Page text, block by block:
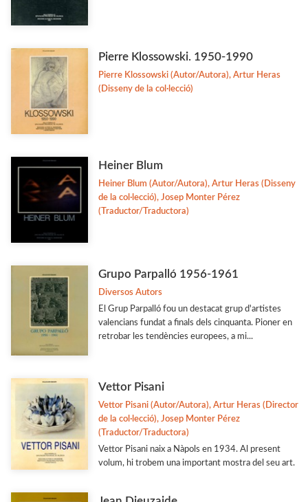
Pierre Klossowski. 1950-1990
Pierre Klossowski (Autor/Autora), Artur Heras
(Disseny de la col·lecció)
Heiner Blum
Heiner Blum (Autor/Autora), Artur Heras (Disseny
de la col·lecció), Josep Monter Pérez
(Traductor/Traductora)
Grupo Parpalló 1956-1961
Diversos Autors
El Grup Parpalló fou un destacat grup d'artistes
valencians fundat a finals dels cinquanta. Pioner en
retrobar les tendències europees, a mi...
Vettor Pisani
Vettor Pisani (Autor/Autora), Artur Heras (Director
de la col·lecció), Josep Monter Pérez
(Traductor/Traductora)
Vettor Pisani naix a Nàpols en 1934. Al present
volum, hi trobem una important mostra del seu art.